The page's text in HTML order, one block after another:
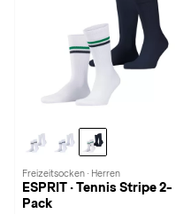
Freizeitsocken · Herren
ESPRIT · Tennis Stripe 2-
Pack